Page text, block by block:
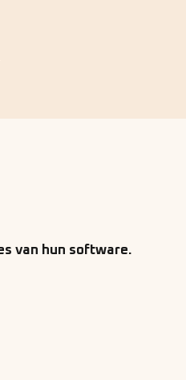
van hun software.